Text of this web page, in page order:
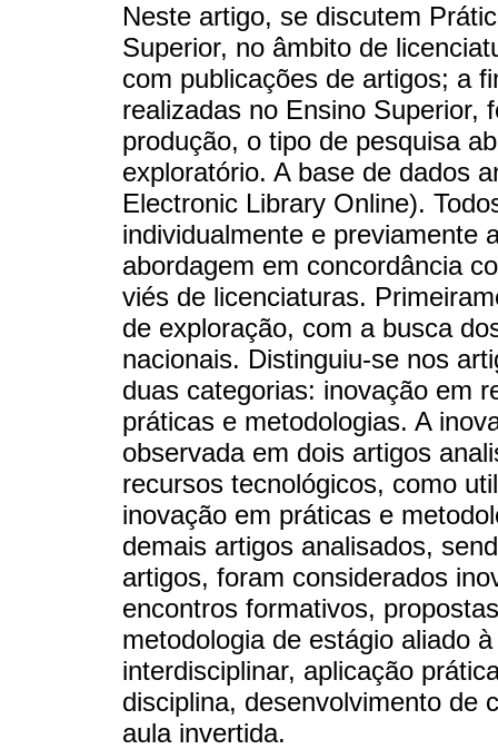
Neste artigo, se discutem
Superior, no âmbito de
com publicações de artigos; a
realizadas no Ensino Superior,
produção, o tipo de pesquisa
exploratório. A base de dados
Electronic Library Online).
individualmente e previamente
abordagem em concordância
viés de licenciaturas.
de exploração, com a busca
nacionais. Distinguiu-se nos
duas categorias: inovação em
práticas e metodologias. A
observada em dois artigos
recursos tecnológicos, como
inovação em práticas e
demais artigos analisados,
artigos, foram considerados
encontros formativos,
metodologia de estágio aliado
interdisciplinar, aplicação
disciplina, desenvolvimento de
aula invertida.